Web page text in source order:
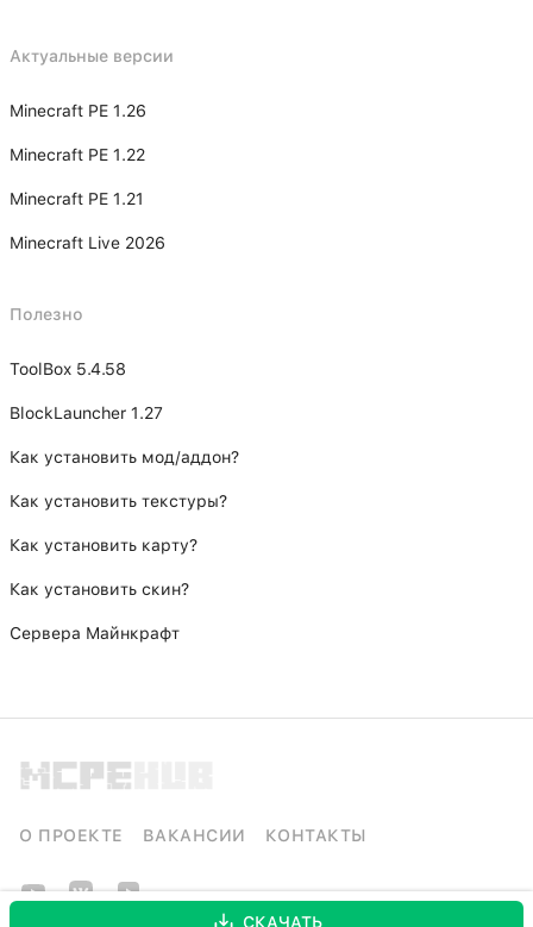
СКАЧАТЬ
Актуальные версии
Minecraft PE 1.26
Minecraft PE 1.22
Minecraft PE 1.21
Minecraft Live 2026
Полезно
ToolBox 5.4.58
BlockLauncher 1.27
Как установить мод/аддон?
Как установить текстуры?
Как установить карту?
Как установить скин?
Сервера Майнкрафт
О ПРОЕКТЕ ВАКАНСИИ КОНТАКТЫ